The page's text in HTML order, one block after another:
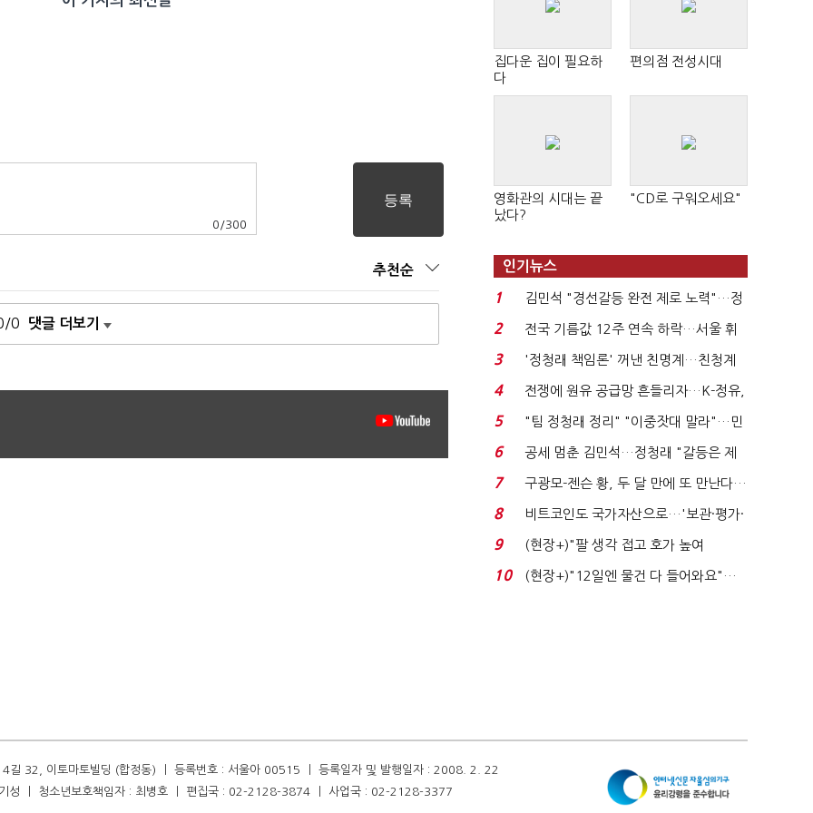
0 /300
추천순
0 댓글 더보기
집다운 집이 필요하
다
편의점 전성시대
영화관의 시대는 끝
났다?
"CD로 구워오세요"
인기뉴스
1
김민석 "경선갈등 완전 제로 노력"…정
청래 "반명 공세 사...
2
전국 기름값 12주 연속 하락…서울 휘
발윳값 1909원...
3
'정청래 책임론' 꺼낸 친명계…친청계
는 추가투표 때리기...
4
전쟁에 원유 공급망 흔들리자…K-정유,
에너지안보 핵심...
5
"팀 정청래 정리" "이중잣대 말라"…민
주 최고위원 계파 다...
6
공세 멈춘 김민석…정청래 "갈등은 제
가 수습"
7
구광모-젠슨 황, 두 달 만에 또 만난다…
로봇·AI 등 논...
8
비트코인도 국가자산으로…'보관·평가·
처분' 기준은 ...
9
(현장+)"팔 생각 접고 호가 높여
요"…'덜 똘똘한 한 채' 20...
10
(현장+)"12일엔 물건 다 들어와요"…
4길 32, 이토마토빌딩 (합정동) ㅣ 등록번호 : 서울아 00515 ㅣ 등록일자 및 발행일자 : 2008. 2. 22
성 ㅣ 청소년보호책임자 : 최병호 ㅣ 편집국 : 02-2128-3874 ㅣ 사업국 : 02-2128-3377